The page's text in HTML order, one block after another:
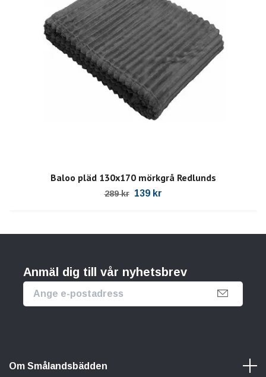
Baloo pläd 130x170 mörkgrå Redlunds
289 kr 139 kr
Anmäl dig till vår nyhetsbrev
Om Smålandsbädden